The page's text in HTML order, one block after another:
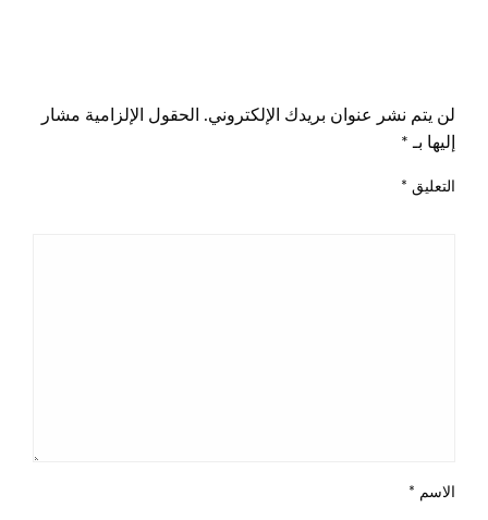
لن يتم نشر عنوان بريدك الإلكتروني.
الحقول الإلزامية مشار
إليها بـ *
التعليق *
الاسم *